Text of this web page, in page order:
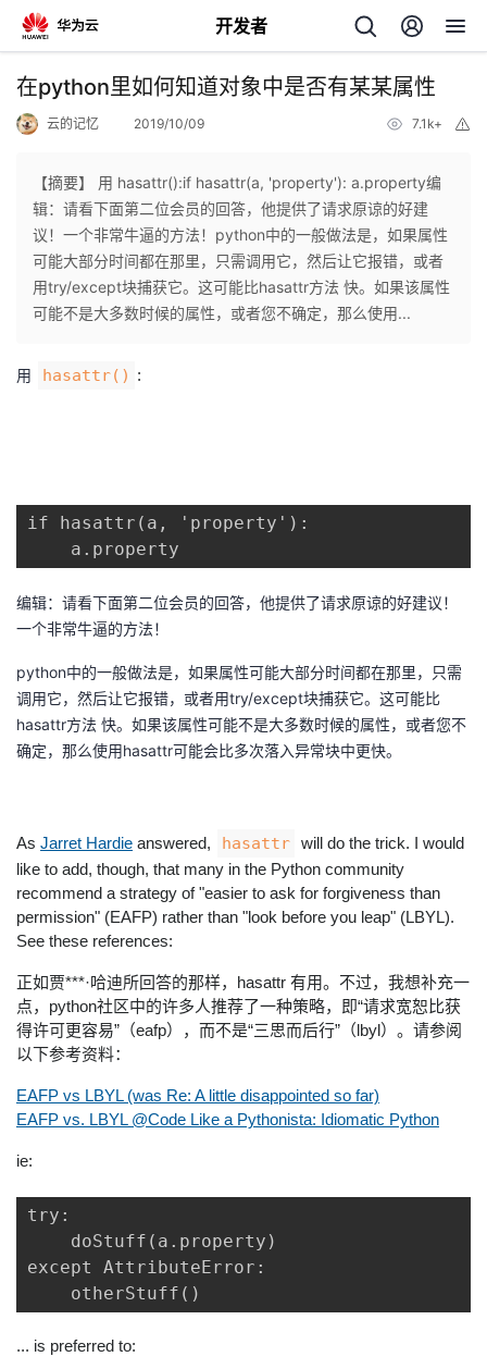
开发者
返
个
人
主
我
的
者
的
博
客
我
的
论
我
的
子
我
直
播
的
活
动
我
的
关
注
我
的
开
发
者
学
堂
我
的
我
我
的
Programs
我
的
支
持
我
的
技
我
的
在python里如何知道对象中是否有某某属性
云的记忆 2019/10/09 7.1k+
【摘要】 用 hasattr():if hasattr(a, 'property'): a.property编
辑：请看下面第二位会员的回答，他提供了请求原谅的好建
议！一个非常牛逼的方法！python中的一般做法是，如果属性
可能大部分时间都在那里，只需调用它，然后让它报错，或者
用try/except块捕获它。这可能比hasattr方法 快。如果该属性
可能不是大多数时候的属性，或者您不确定，那么使用...
用 hasattr() :
if hasattr(a, 'property'):
a.property
编辑：请看下面第二位会员的回答，他提供了请求原谅的好建议！
一个非常牛逼的方法！
python中的一般做法是，如果属性可能大部分时间都在那里，只需
调用它，然后让它报错，或者用try/except块捕获它。这可能比
hasattr方法 快。如果该属性可能不是大多数时候的属性，或者您不
确定，那么使用hasattr可能会比多次落入异常块中更快。
As Jarret Hardie answered, hasattr will do the trick. I would
like to add, though, that many in the Python community
recommend a strategy of "easier to ask for forgiveness than
permission" (EAFP) rather than "look before you leap" (LBYL).
See these references:
正如贾***·哈迪所回答的那样，hasattr 有用。不过，我想补充一
点，python社区中的许多人推荐了一种策略，即“请求宽恕比获
得许可更容易”（eafp），而不是“三思而后行”（lbyl）。请参阅
以下参考资料：
EAFP vs LBYL (was Re: A little disappointed so far)
EAFP vs. LBYL @Code Like a Pythonista: Idiomatic Python
ie:
try:
doStuff(a.property)
except AttributeError:
otherStuff()
... is preferred to: